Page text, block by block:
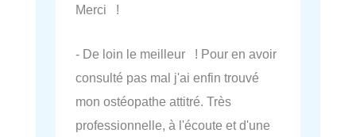
Merci !
- De loin le meilleur ! Pour en avoir
consulté pas mal j'ai enfin trouvé
mon ostéopathe attitré. Très
professionnelle, à l'écoute et d'une